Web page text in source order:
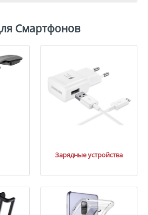
Смартфонов
Зарядные устройства